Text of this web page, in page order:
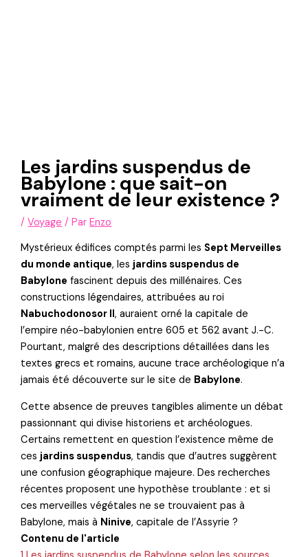
Les jardins suspendus de
Babylone : que sait-on
vraiment de leur existence ?
/Voyage / ParEnzo
Mystérieux édifices comptés parmi les Sept Merveilles
du monde antique, les jardins suspendus de
Babylone fascinent depuis des millénaires. Ces
constructions légendaires, attribuées au roi
Nabuchodonosor II, auraient orné la capitale de
l’empire néo-babylonien entre 605 et 562 avant J.-C.
Pourtant, malgré des descriptions détaillées dans les
textes grecs et romains, aucune trace archéologique n’a
jamais été découverte sur le site de Babylone.
Cette absence de preuves tangibles alimente un débat
passionnant qui divise historiens et archéologues.
Certains remettent en question l’existence même de
ces jardins suspendus, tandis que d’autres suggèrent
une confusion géographique majeure. Des recherches
récentes proposent une hypothèse troublante : et si
ces merveilles végétales ne se trouvaient pas à
Babylone, mais à Ninive, capitale de l’Assyrie ?
Contenu de l'article